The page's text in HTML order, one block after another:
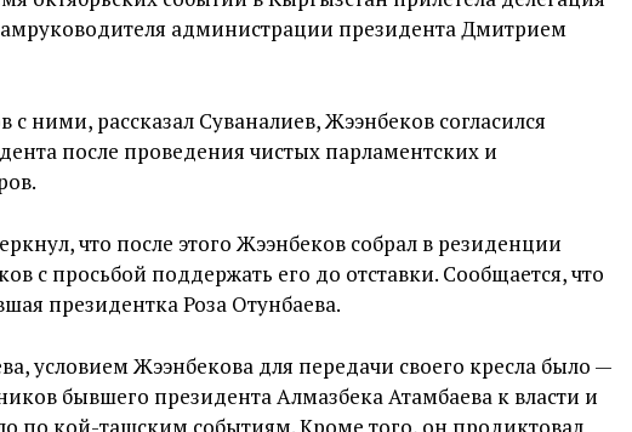
администрации президента Дмитрием
с ними, рассказал Суваналиев, Жээнбеков согласился
после проведения чистых парламентских и
что после этого Жээнбеков собрал в резиденции
с просьбой поддержать его до отставки. Сообщается, что
президентка Роза Отунбаева.
условием Жээнбекова для передачи своего кресла было —
бывшего президента Алмазбека Атамбаева к власти и